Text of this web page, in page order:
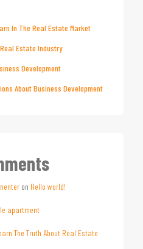
In The Real Estate Market
Estate Industry
Development
About Business Development
on Hello world!
apartment
The Truth About Real Estate